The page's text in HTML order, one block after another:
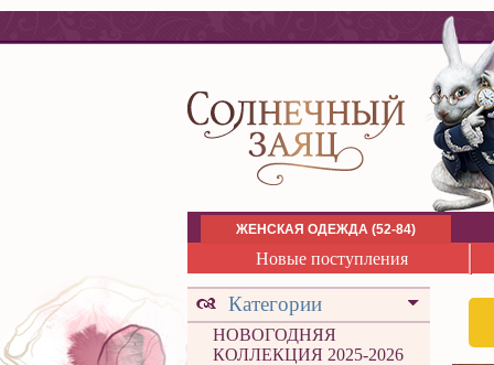
ЖЕНСКАЯ ОДЕЖДА (52-84)
Новые поступления
Категории
НОВОГОДНЯЯ
КОЛЛЕКЦИЯ 2025-2026